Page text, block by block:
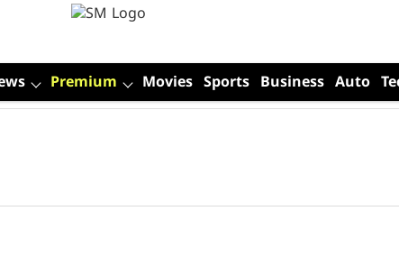
Premium Movies Sports Business Auto